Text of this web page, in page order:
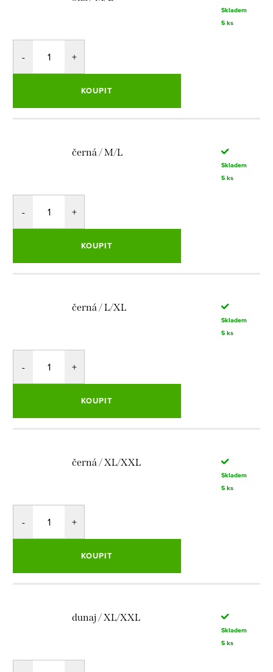
Skladem
5 ks
KOUPIT
černá / M/L
Skladem
5 ks
KOUPIT
černá / L/XL
Skladem
5 ks
KOUPIT
černá / XL/XXL
Skladem
5 ks
KOUPIT
dunaj / XL/XXL
Skladem
5 ks